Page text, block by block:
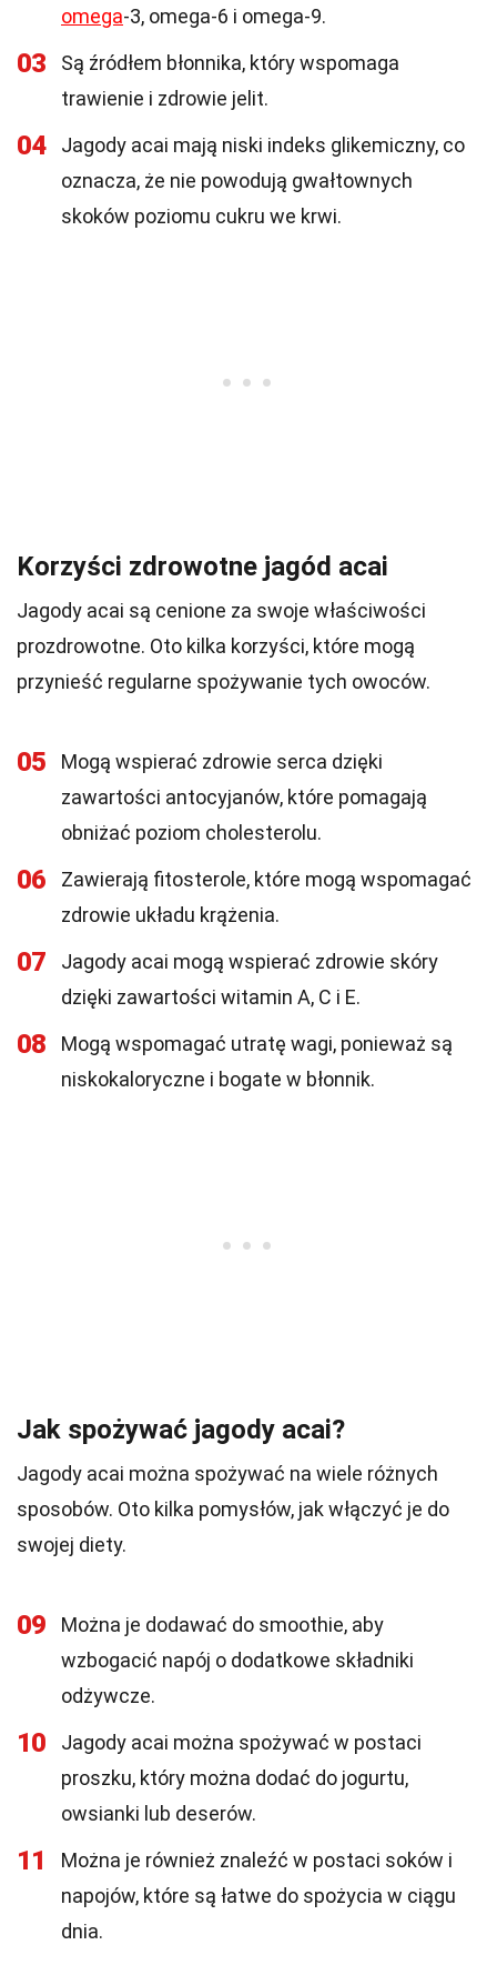
omega-3, omega-6 i omega-9.
03
Są źródłem błonnika, który wspomaga
trawienie i zdrowie jelit.
04
Jagody acai mają niski indeks glikemiczny, co
oznacza, że nie powodują gwałtownych
skoków poziomu cukru we krwi.
Korzyści zdrowotne jagód acai
Jagody acai są cenione za swoje właściwości
prozdrowotne. Oto kilka korzyści, które mogą
przynieść regularne spożywanie tych owoców.
05
Mogą wspierać zdrowie serca dzięki
zawartości antocyjanów, które pomagają
obniżać poziom cholesterolu.
06
Zawierają fitosterole, które mogą wspomagać
zdrowie układu krążenia.
07
Jagody acai mogą wspierać zdrowie skóry
dzięki zawartości witamin A, C i E.
08
Mogą wspomagać utratę wagi, ponieważ są
niskokaloryczne i bogate w błonnik.
Jak spożywać jagody acai?
Jagody acai można spożywać na wiele różnych
sposobów. Oto kilka pomysłów, jak włączyć je do
swojej diety.
09
Można je dodawać do smoothie, aby
wzbogacić napój o dodatkowe składniki
odżywcze.
10
Jagody acai można spożywać w postaci
proszku, który można dodać do jogurtu,
owsianki lub deserów.
11
Można je również znaleźć w postaci soków i
napojów, które są łatwe do spożycia w ciągu
dnia.